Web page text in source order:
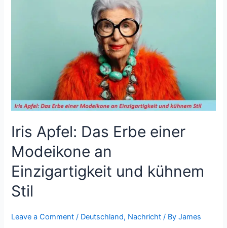
Iris Apfel: Das Erbe einer
Modeikone an
Einzigartigkeit und kühnem
Stil
Leave a Comment / Deutschland, Nachricht / ByJames
Stil